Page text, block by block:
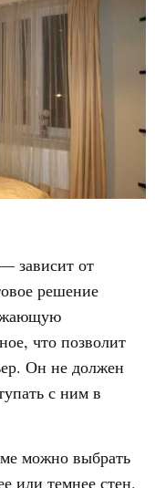
зависит от
решение
что позволит
Он не должен
с ним в
можно выбрать
или темнее стен.